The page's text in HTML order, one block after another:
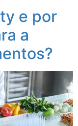
e por
a